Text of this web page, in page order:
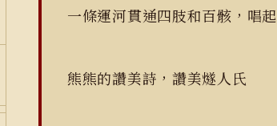
一條運河貫通四肢和百骸，唱起
熊熊的讚美詩，讚美燧人氏